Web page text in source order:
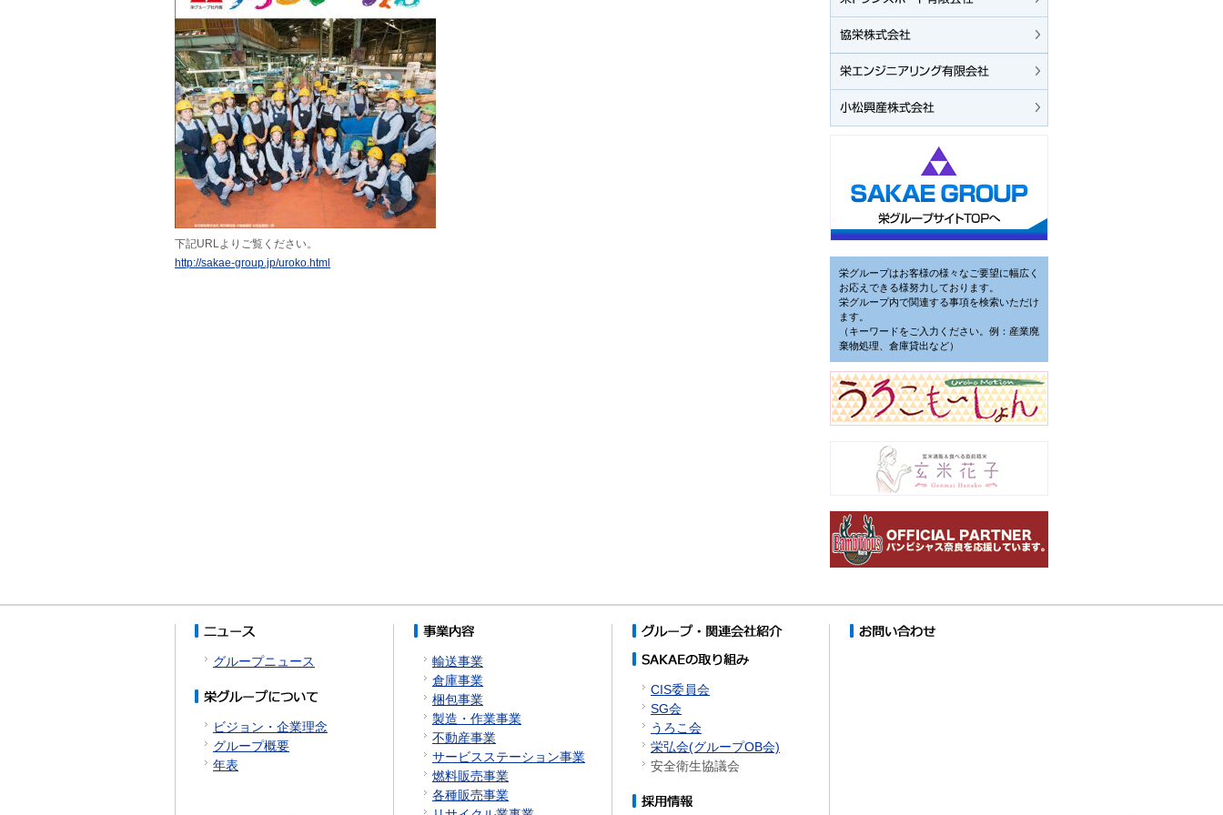
下記URLよりご覧ください。
http://sakae-group.jp/uroko.html
栄グループはお客様の様々なご要望に幅広く
お応えできる様努力しております。
栄グループ内で関連する事項を検索いただけ
ます。
（キーワードをご入力ください。例：産業廃
棄物処理、倉庫貸出など）
グループニュース
ビジョン・企業理念
グループ概要
年表
輸送事業
倉庫事業
梱包事業
製造・作業事業
不動産事業
サービスステーション事業
燃料販売事業
各種販売事業
CIS委員会
SG会
うろこ会
栄弘会(グループOB会)
安全衛生協議会